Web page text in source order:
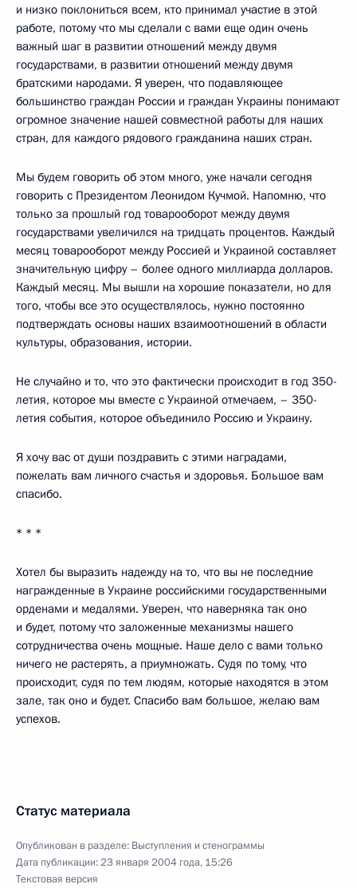
и низко поклониться всем, кто принимал участие в этой
работе, потому что мы сделали с вами еще один очень
важный шаг в развитии отношений между двумя
государствами, в развитии отношений между двумя
братскими народами. Я уверен, что подавляющее
большинство граждан России и граждан Украины понимают
огромное значение нашей совместной работы для наших
стран, для каждого рядового гражданина наших стран.
Мы будем говорить об этом много, уже начали сегодня
говорить с Президентом Леонидом Кучмой. Напомню, что
только за прошлый год товарооборот между двумя
государствами увеличился на тридцать процентов. Каждый
месяц товарооборот между Россией и Украиной составляет
значительную цифру – более одного миллиарда долларов.
Каждый месяц. Мы вышли на хорошие показатели, но для
того, чтобы все это осуществлялось, нужно постоянно
подтверждать основы наших взаимоотношений в области
культуры, образования, истории.
Не случайно и то, что это фактически происходит в год 350-
летия, которое мы вместе с Украиной отмечаем, – 350-
летия события, которое объединило Россию и Украину.
Я хочу вас от души поздравить с этими наградами,
пожелать вам личного счастья и здоровья. Большое вам
спасибо.
* * *
Хотел бы выразить надежду на то, что вы не последние
награжденные в Украине российскими государственными
орденами и медалями. Уверен, что наверняка так оно
и будет, потому что заложенные механизмы нашего
сотрудничества очень мощные. Наше дело с вами только
ничего не растерять, а приумножать. Судя по тому, что
происходит, судя по тем людям, которые находятся в этом
зале, так оно и будет. Спасибо вам большое, желаю вам
успехов.
Статус материала
Опубликован в разделе: Выступления и стенограммы
Дата публикации:23 января 2004 года, 15:26
Текстовая версия